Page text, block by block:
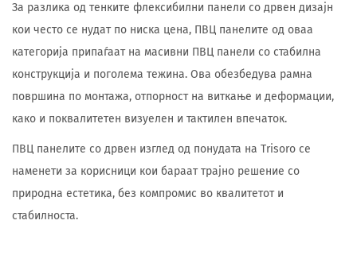
За разлика од тенките флексибилни панели со дрвен дизајн
кои често се нудат по ниска цена, ПВЦ панелите од оваа
категорија припаѓаат на масивни ПВЦ панели со стабилна
конструкција и поголема тежина. Ова обезбедува рамна
површина по монтажа, отпорност на виткање и деформации,
како и поквалитетен визуелен и тактилен впечаток.
ПВЦ панелите со дрвен изглед од понудата на Trisoro се
наменети за корисници кои бараат трајно решение со
природна естетика, без компромис во квалитетот и
стабилноста.